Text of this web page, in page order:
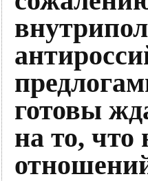
готовы
на то, что